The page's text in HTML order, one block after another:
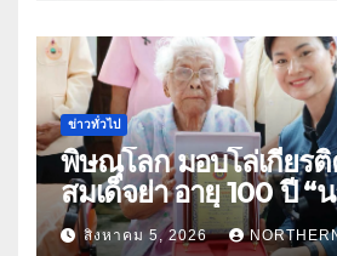
ข่าวทั่วไป
พิษณุโลก มอบโล่เกียร
สมเด็จย่า อายุ 100 ปี “นางจอม นุ่ม
เนตร” ตำบลบ้านกร่าง อ
สิงหาคม 5, 2026